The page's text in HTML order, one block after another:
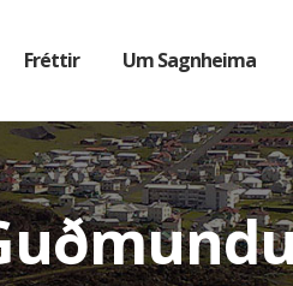
Fréttir Um Sagnheima